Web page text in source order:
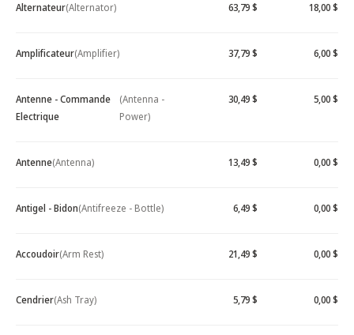
Alternateur(Alternator) 63,79 $ 18,00 $
Amplificateur(Amplifier) 37,79 $ 6,00 $
Antenne - Commande
Electrique
(Antenna -
Power)
30,49 $ 5,00 $
Antenne(Antenna) 13,49 $ 0,00 $
Antigel - Bidon(Antifreeze - Bottle) 6,49 $ 0,00 $
Accoudoir(Arm Rest) 21,49 $ 0,00 $
Cendrier(Ash Tray) 5,79 $ 0,00 $